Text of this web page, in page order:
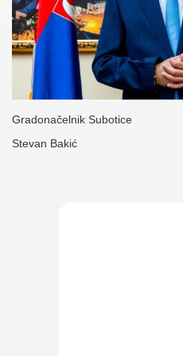
Gradonačelnik Subotice
Stevan Bakić